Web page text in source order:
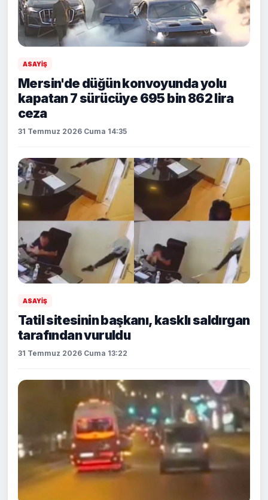
ASAYİŞ
Mersin'de düğün konvoyunda yolu
kapatan 7 sürücüye 695 bin 862 lira
ceza
31 Temmuz 2026 Cuma 14:35
ASAYİŞ
Tatil sitesinin başkanı, kasklı saldırgan
tarafından vuruldu
31 Temmuz 2026 Cuma 13:22